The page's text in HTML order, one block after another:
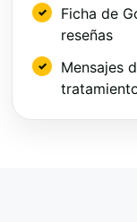
Ficha de
reseñas
Mensajes